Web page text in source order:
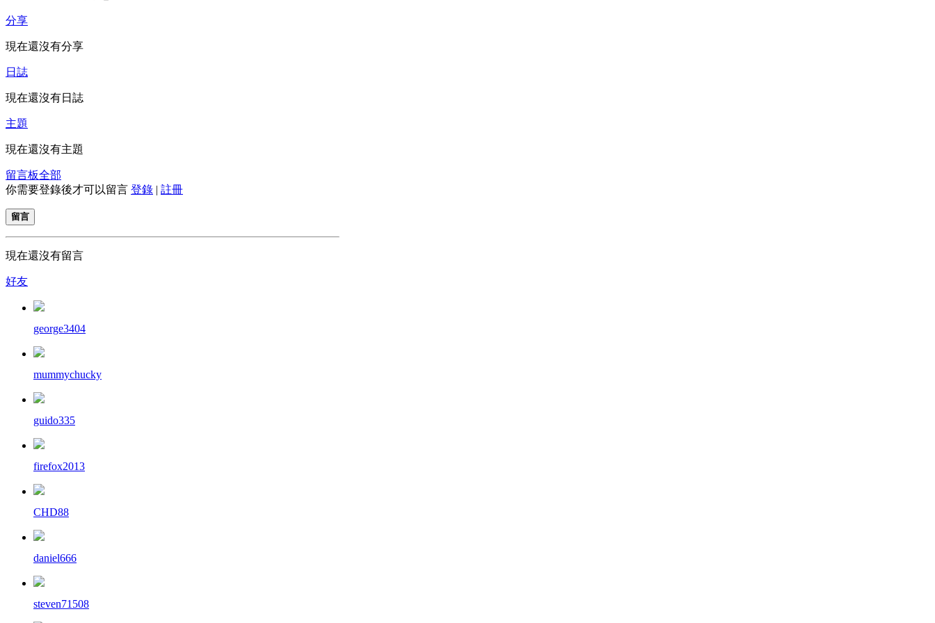
分享
現在還沒有分享
日誌
現在還沒有日誌
主題
現在還沒有主題
留言板全部
你需要登錄後才可以留言 登錄 | 註冊
留言
現在還沒有留言
好友
george3404
mummychucky
guido335
firefox2013
CHD88
daniel666
steven71508